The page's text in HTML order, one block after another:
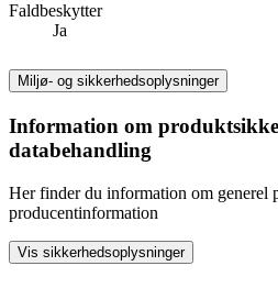
Faldbeskytter
Ja
Miljø- og sikkerhedsoplysninger
Information om
databehandling
Her finder du information om generel
producentinformation
Vis sikkerhedsoplysninger